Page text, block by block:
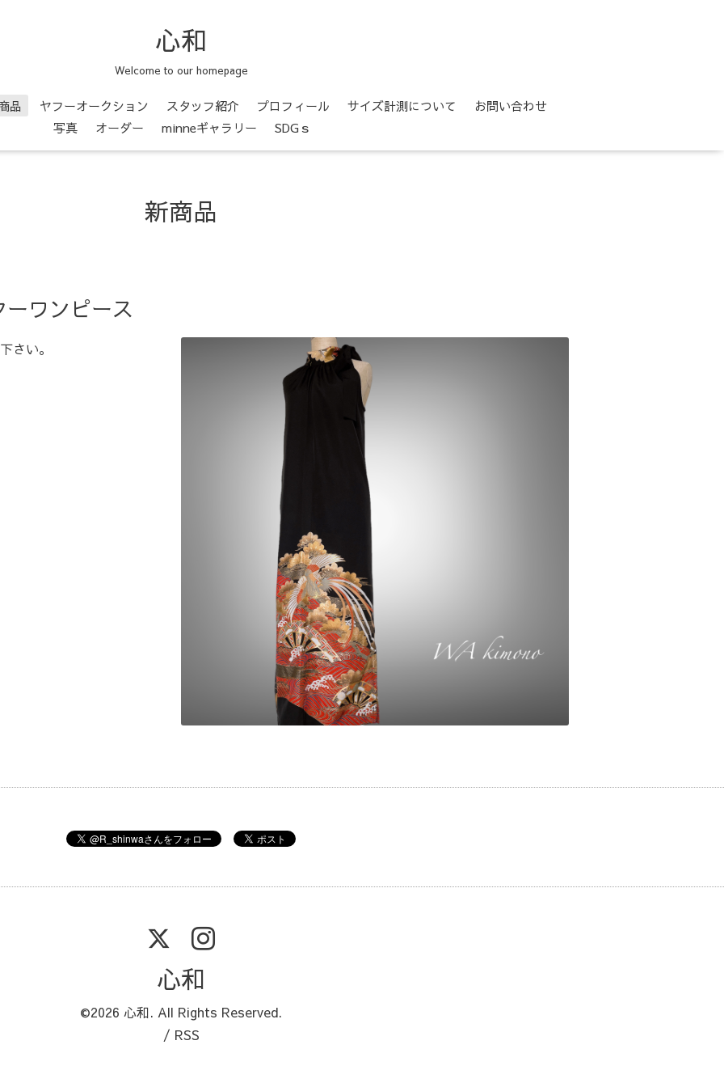
心和
Welcome to our homepage
品 ヤフーオークション スタッフ紹介 プロフィール サイズ計測について
お問い合わせ
写真
オーダー minneギャラリー SDGｓ
新商品
ーワンピース
さい。
心和
©2026 心和. All Rights Reserved.
/ RSS